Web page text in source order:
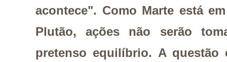
acontece". Como Marte está
Plutão, ações não serão
pretenso equilíbrio. A questão